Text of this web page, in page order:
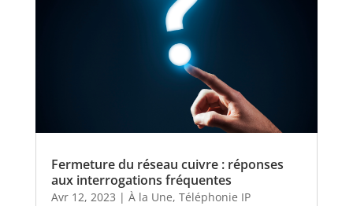
Fermeture du réseau cuivre : réponses
aux interrogations fréquentes
Avr 12, 2023 | À la Une, Téléphonie IP